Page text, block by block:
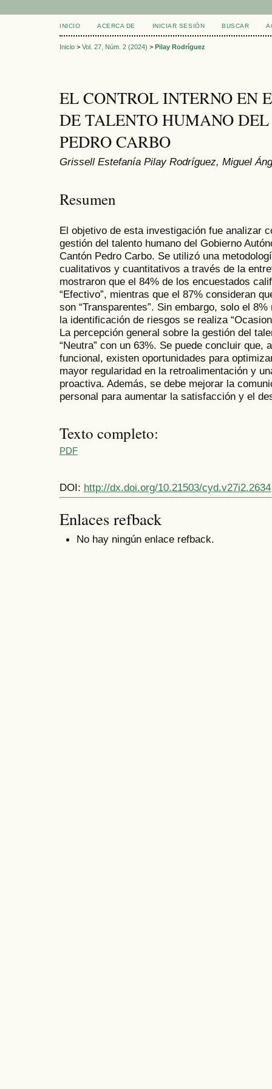
INICIO ACERCA DE INICIAR SESIÓN BUSCAR
Inicio > Vol. 27, Núm. 2 (2024) > Pilay Rodríguez
EL CONTROL INTERNO EN
DE TALENTO HUMANO
PEDRO CARBO
Grissell Estefanía Pilay Rodríguez, Miguel
Resumen
El objetivo de esta investigación fue analizar
gestión del talento humano del Gobierno
Cantón Pedro Carbo. Se utilizó una
cualitativos y cuantitativos a través de la
mostraron que el 84% de los encuestados
“Efectivo”, mientras que el 87% consideran
son “Transparentes”. Sin embargo, solo el
la identificación de riesgos se realiza
La percepción general sobre la gestión del
“Neutra” con un 63%. Se puede concluir que,
funcional, existen oportunidades para
mayor regularidad en la retroalimentación y
proactiva. Además, se debe mejorar la
personal para aumentar la satisfacción y el
Texto completo:
PDF
DOI: http://dx.doi.org/10.21503/cyd.v27i2.2634
Enlaces refback
No hay ningún enlace refback.